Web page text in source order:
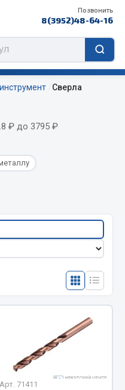
Позвонить
8(3952)48-64-16
Сверла
₽ до 3795 ₽
Арт. 71411